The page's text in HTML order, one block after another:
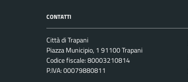
CONTATTI
Città di Trapani
Piazza Municipio, 1 91100 Trapani
Codice fiscale: 80003210814
P.IVA: 00079880811